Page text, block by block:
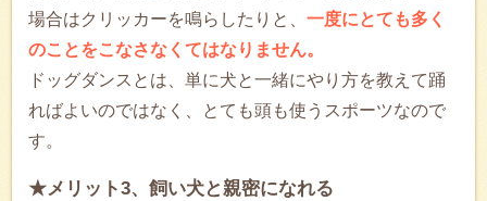
場合はクリッカーを鳴らしたりと、 一度にとても多く
のことをこなさなくてはなりません。
ドッグダンスとは、単に犬と一緒にやり方を教えて踊
ればよいのではなく、とても頭も使うスポーツなので
す。
★メリット3、飼い犬と親密になれる